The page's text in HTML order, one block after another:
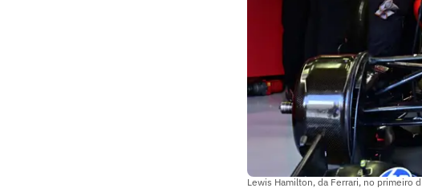
Lewis Hamilton, da Ferrari, no primeiro